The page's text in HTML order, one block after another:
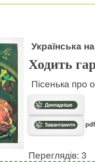
Українська
Ходить
Пісенька про
Переглядів: 3